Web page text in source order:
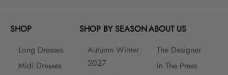
SHOP
Long Dresses
Midi Dresses
SHOP BY SEASON
Autumn Winter
2027
ABOUT US
The Designer
In The Press